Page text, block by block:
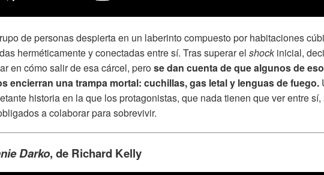
de personas despierta en un laberinto compuesto por habitaciones
herméticamente y conectadas entre sí. Tras superar el shockinicial,
en cómo salir de esa cárcel, perose dan cuenta de que algunos de
encierran una trampa mortal: cuchillas, gas letal y lenguas de fuego.
historia en la que los protagonistas, que nada tienen que ver entre sí,
a colaborar para sobrevivir.
Darko, de Richard Kelly